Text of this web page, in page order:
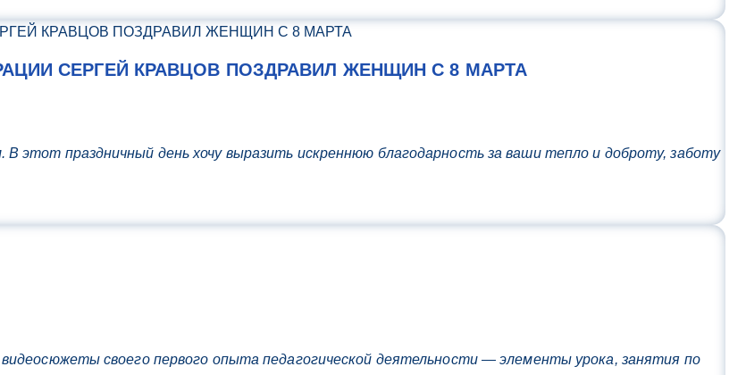
СЕРГЕЙ КРАВЦОВ ПОЗДРАВИЛ ЖЕНЩИН С 8 МАРТА
этот праздничный день хочу выразить искреннюю благодарность за ваши тепло и доброту, заботу
своего первого опыта педагогической деятельности — элементы урока, занятия по